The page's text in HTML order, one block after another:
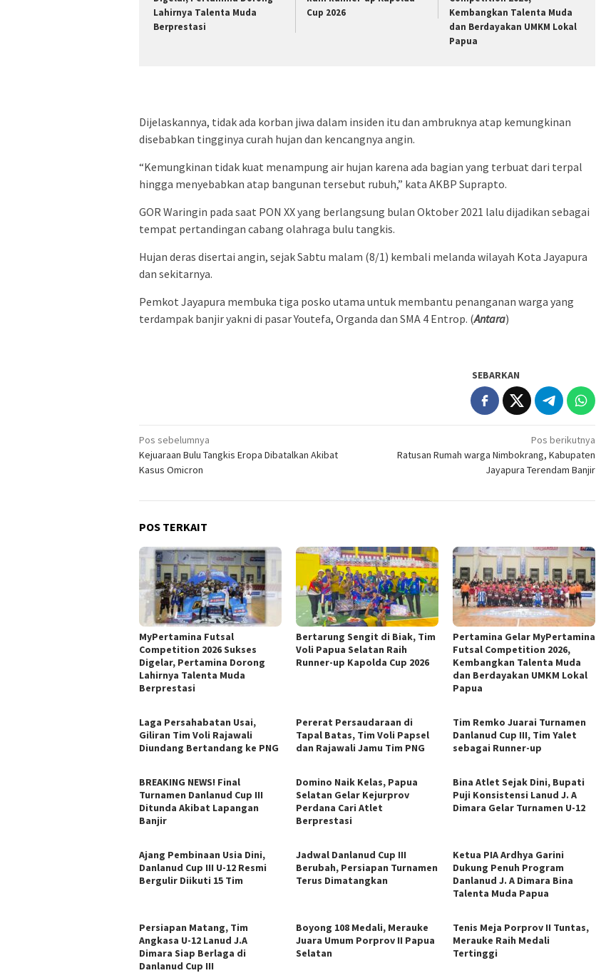
Lahirnya Talenta Muda
Berprestasi
Cup 2026
Kembangkan Talenta Muda
dan Berdayakan UMKM Lokal
Papua
Dijelaskannya, tidak ada korban jiwa dalam insiden itu dan ambruknya atap kemungkinan
disebabkan tingginya curah hujan dan kencangnya angin.
“Kemungkinan tidak kuat menampung air hujan karena ada bagian yang terbuat dari terpal
hingga menyebabkan atap bangunan tersebut rubuh,” kata AKBP Suprapto.
GOR Waringin pada saat PON XX yang berlangsung bulan Oktober 2021 lalu dijadikan sebagai
tempat pertandingan cabang olahraga bulu tangkis.
Hujan deras disertai angin, sejak Sabtu malam (8/1) kembali melanda wilayah Kota Jayapura
dan sekitarnya.
Pemkot Jayapura membuka tiga posko utama untuk membantu penanganan warga yang
terdampak banjir yakni di pasar Youtefa, Organda dan SMA 4 Entrop. (Antara)
SEBARKAN
Navigasi
pos
Pos sebelumnya
Kejuaraan Bulu Tangkis Eropa Dibatalkan Akibat
Kasus Omicron
Pos berikutnya
Ratusan Rumah warga Nimbokrang, Kabupaten
Jayapura Terendam Banjir
POS TERKAIT
MyPertamina Futsal
Competition 2026 Sukses
Digelar, Pertamina Dorong
Lahirnya Talenta Muda
Berprestasi
​Bertarung Sengit di Biak, Tim
Voli Papua Selatan Raih
Runner-up Kapolda Cup 2026
Pertamina Gelar MyPertamina
Futsal Competition 2026,
Kembangkan Talenta Muda
dan Berdayakan UMKM Lokal
Papua
Laga Persahabatan Usai,
Giliran Tim Voli Rajawali
Diundang Bertandang ke PNG
Pererat Persaudaraan di
Tapal Batas, Tim Voli Papsel
dan Rajawali Jamu Tim PNG
Tim Remko Juarai Turnamen
Danlanud Cup III, Tim Yalet
sebagai Runner-up
BREAKING NEWS! Final
Turnamen Danlanud Cup III
Ditunda Akibat Lapangan
Banjir
Domino Naik Kelas, Papua
Selatan Gelar Kejurprov
Perdana Cari Atlet
Berprestasi
Bina Atlet Sejak Dini, Bupati
Puji Konsistensi Lanud J. A
Dimara Gelar Turnamen U-12
Ajang Pembinaan Usia Dini,
Danlanud Cup III U-12 Resmi
Bergulir Diikuti 15 Tim
Jadwal Danlanud Cup III
Berubah, Persiapan Turnamen
Terus Dimatangkan
Ketua PIA Ardhya Garini
Dukung Penuh Program
Danlanud J. A Dimara Bina
Talenta Muda Papua
Persiapan Matang, Tim
Angkasa U-12 Lanud J.A
Dimara Siap Berlaga di
Danlanud Cup III
Boyong 108 Medali, Merauke
Juara Umum Porprov II Papua
Selatan
Tenis Meja Porprov II Tuntas,
Merauke Raih Medali
Tertinggi